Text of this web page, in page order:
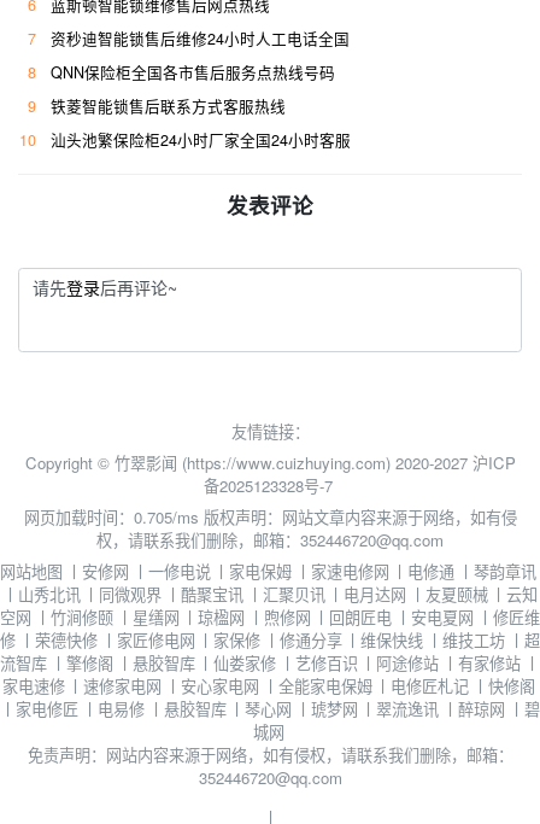
6
蓝斯顿智能锁维修售后网点热线
7
资秒迪智能锁售后维修24小时人工电话全国
8
QNN保险柜全国各市售后服务点热线号码
9
铁菱智能锁售后联系方式客服热线
10
汕头池繁保险柜24小时厂家全国24小时客服
发表评论
请先登录后再评论~
友情链接：
Copyright © 竹翠影闻 (https://www.cuizhuying.com) 2020-2027 沪ICP
备2025123328号-7
网页加载时间：0.705/ms 版权声明：网站文章内容来源于网络，如有侵
权，请联系我们删除，邮箱：352446720@qq.com
网站地图 丨 安修网 丨 一修电说 丨 家电保姆 丨 家速电修网 丨 电修通 丨琴韵章讯
丨 山秀北讯 丨 同微观界 丨 酷聚宝讯 丨 汇聚贝讯 丨 电月达网 丨 友夏颐械 丨云知
空网 丨 竹涧修颐 丨 星缮网 丨琼楹网 丨 煦修网 丨 回朗匠电 丨 安电夏网 丨 修匠维
修 丨 荣德快修 丨 家匠修电网 丨 家保修 丨 修通分享 丨维保快线 丨维技工坊 丨 超
流智库 丨 擎修阁 丨 悬胶智库 丨仙娄家修 丨 艺修百识 丨 阿途修站 丨 有家修站 丨
家电速修 丨 速修家电网 丨 安心家电网 丨 全能家电保姆 丨 电修匠札记 丨 快修阁
丨 家电修匠 丨 电易修 丨 悬胶智库 丨琴心网 丨 琥梦网 丨翠流逸讯 丨醉琼网 丨 碧
城网
免责声明：网站内容来源于网络，如有侵权，请联系我们删除，邮箱：
352446720@qq.com
丨